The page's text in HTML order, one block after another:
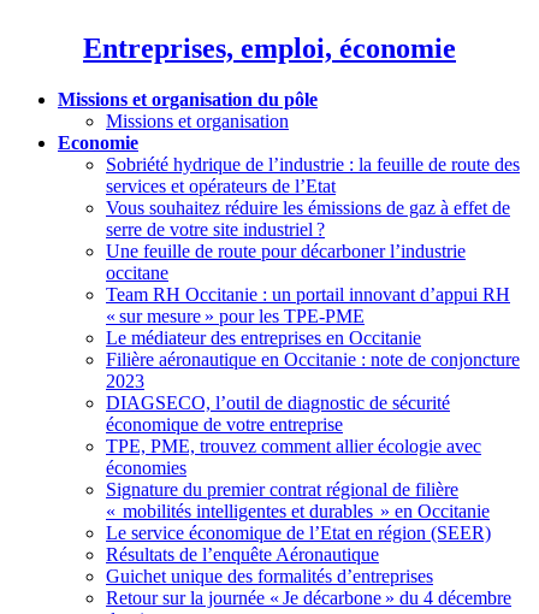
Entreprises, emploi, économie
Missions et organisation du pôle
Missions et organisation
Economie
Sobriété hydrique de l’industrie : la feuille de route des
services et opérateurs de l’Etat
Vous souhaitez réduire les émissions de gaz à effet de
serre de votre site industriel ?
Une feuille de route pour décarboner l’industrie
occitane
Team RH Occitanie : un portail innovant d’appui RH
« sur mesure » pour les TPE-PME
Le médiateur des entreprises en Occitanie
Filière aéronautique en Occitanie : note de conjoncture
2023
DIAGSECO, l’outil de diagnostic de sécurité
économique de votre entreprise
TPE, PME, trouvez comment allier écologie avec
économies
Signature du premier contrat régional de filière
« mobilités intelligentes et durables » en Occitanie
Le service économique de l’Etat en région (SEER)
Résultats de l’enquête Aéronautique
Guichet unique des formalités d’entreprises
Retour sur la journée « Je décarbone » du 4 décembre